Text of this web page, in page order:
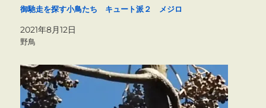
御馳走を探す小鳥たち キュート派２ メジロ
2021年8月12日
野鳥